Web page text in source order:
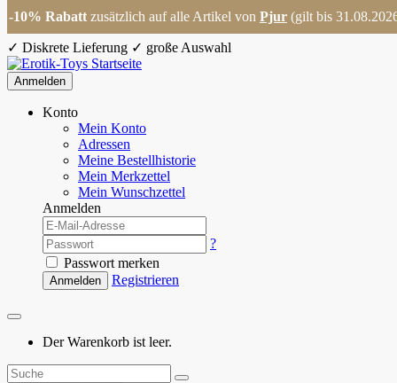
✓ Diskrete Lieferung ✓ große Auswahl
Anmelden
Konto
Mein Konto
Adressen
Meine Bestellhistorie
Mein Merkzettel
Mein Wunschzettel
Anmelden
?
Passwort merken
Anmelden Registrieren
Der Warenkorb ist leer.
-10% Rabatt zusätzlich auf alle Artikel von Pjur (gilt bis